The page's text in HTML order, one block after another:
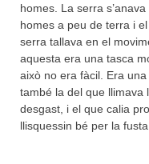
homes. La serra
homes a peu de terra i
serra tallava en el
aquesta era una tasca
això no era fàcil. Era
també la del que llimava
desgast, i el que calia
llisquessin bé per la